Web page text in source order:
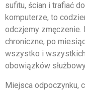
sufitu, ścian i trafiać
komputerze, to
odczjemy zmęczenie.
chroniczne, po
wszystko i wszystkich
obowiązków
Miejsca odpoczynku,